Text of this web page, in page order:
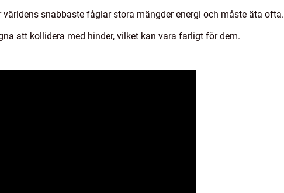
snabbaste fåglar stora mängder energi och måste äta ofta.
att kollidera med hinder, vilket kan vara farligt för dem.